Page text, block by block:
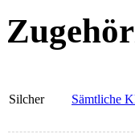
Silcher Sämtliche